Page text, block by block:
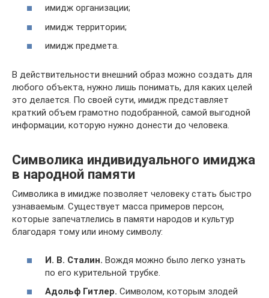
имидж организации;
имидж территории;
имидж предмета.
В действительности внешний образ можно создать для
любого объекта, нужно лишь понимать, для каких целей
это делается. По своей сути, имидж представляет
краткий объем грамотно подобранной, самой выгодной
информации, которую нужно донести до человека.
Символика индивидуального имиджа
в народной памяти
Символика в имидже позволяет человеку стать быстро
узнаваемым. Существует масса примеров персон,
которые запечатлелись в памяти народов и культур
благодаря тому или иному символу:
И. В. Сталин. Вождя можно было легко узнать
по его курительной трубке.
Адольф Гитлер. Символом, которым злодей